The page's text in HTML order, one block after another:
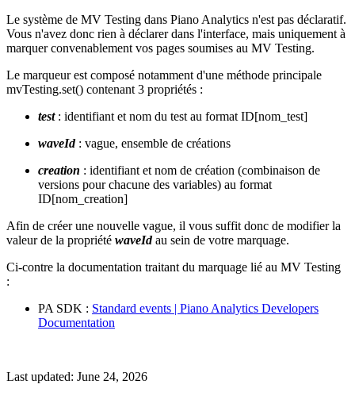
Le système de MV Testing dans Piano Analytics n'est pas déclaratif.
Vous n'avez donc rien à déclarer dans l'interface, mais uniquement à
marquer convenablement vos pages soumises au MV Testing.
Le marqueur est composé notamment d'une méthode principale
mvTesting.set() contenant 3 propriétés :
test : identifiant et nom du test au format ID[nom_test]
waveId : vague, ensemble de créations
creation : identifiant et nom de création (combinaison de
versions pour chacune des variables) au format
ID[nom_creation]
Afin de créer une nouvelle vague, il vous suffit donc de modifier la
valeur de la propriété waveId au sein de votre marquage.
Ci-contre la documentation traitant du marquage lié au MV Testing
:
PA SDK : Standard events | Piano Analytics Developers
Documentation
Last updated: June 24, 2026